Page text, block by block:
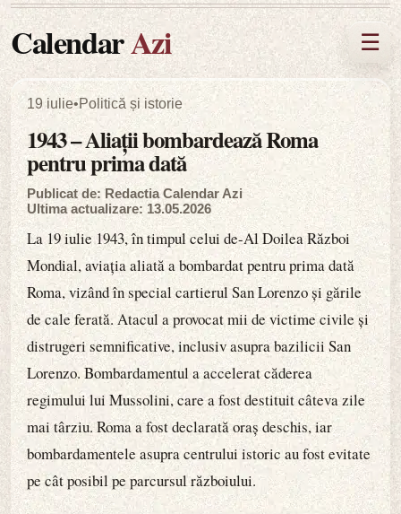
CalendarAzi ☰
19 iulie•Politică și istorie
1943 – Aliații bombardează Roma
pentru prima dată
Publicat de: Redactia Calendar Azi
Ultima actualizare: 13.05.2026
La 19 iulie 1943, în timpul celui de-Al Doilea Război
Mondial, aviația aliată a bombardat pentru prima dată
Roma, vizând în special cartierul San Lorenzo și gările
de cale ferată. Atacul a provocat mii de victime civile și
distrugeri semnificative, inclusiv asupra bazilicii San
Lorenzo. Bombardamentul a accelerat căderea
regimului lui Mussolini, care a fost destituit câteva zile
mai târziu. Roma a fost declarată oraș deschis, iar
bombardamentele asupra centrului istoric au fost evitate
pe cât posibil pe parcursul războiului.